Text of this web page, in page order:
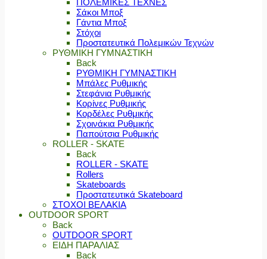
ΠΟΛΕΜΙΚΕΣ ΤΕΧΝΕΣ
Σάκοι Μποξ
Γάντια Μποξ
Στόχοι
Προστατευτικά Πολεμικών Τεχνών
ΡΥΘΜΙΚΗ ΓΥΜΝΑΣΤΙΚΗ
Back
ΡΥΘΜΙΚΗ ΓΥΜΝΑΣΤΙΚΗ
Μπάλες Ρυθμικής
Στεφάνια Ρυθμικής
Κορίνες Ρυθμικής
Κορδέλες Ρυθμικής
Σχοινάκια Ρυθμικής
Παπούτσια Ρυθμικής
ROLLER - SKATE
Back
ROLLER - SKATE
Rollers
Skateboards
Προστατευτικά Skateboard
ΣΤΟΧΟΙ ΒΕΛΑΚΙΑ
OUTDOOR SPORT
Back
OUTDOOR SPORT
ΕΙΔΗ ΠΑΡΑΛΙΑΣ
Back